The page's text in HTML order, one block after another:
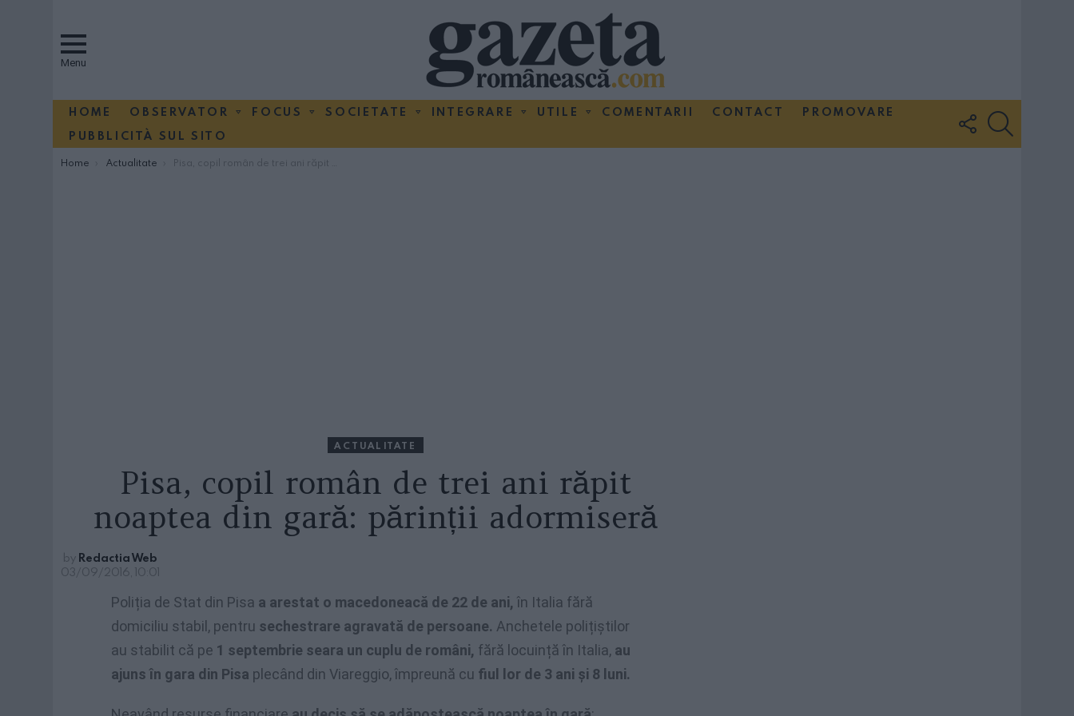
Menu
HOME OBSERVATOR FOCUS SOCIETATE INTEGRARE UTILE COMENTARII CONTACT
PROMOVARE
PUBBLICITÀ SUL SITO
FOLLOW
US
You are here:
Home Actualitate Pisa, copil român de trei ani răpit noaptea din gară: părinții adormiseră
ACTUALITATE
Pisa, copil român de trei ani răpit
noaptea din gară: părinții adormiseră
by Redactia Web
03/09/2016, 10:01
Poliția de Stat din Pisa a arestat o macedoneacă de 22 de ani, în Italia fără
domiciliu stabil, pentru sechestrare agravată de persoane. Anchetele polițiștilor
au stabilit că pe 1 septembrie seara un cuplu de români, fără locuință în Italia, au
ajuns în gara din Pisa plecând din Viareggio, împreună cu fiul lor de 3 ani și 8 luni.